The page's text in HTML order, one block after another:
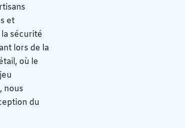
et
sécurité
lors de la
où le
nous
du